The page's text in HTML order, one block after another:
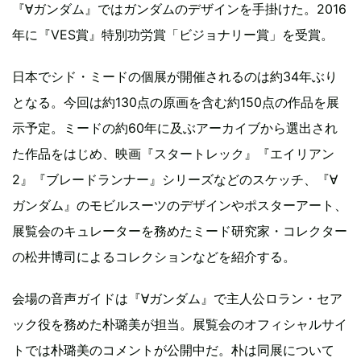
『∀ガンダム』ではガンダムのデザインを手掛けた。2016
年に『VES賞』特別功労賞「ビジョナリー賞」を受賞。
日本でシド・ミードの個展が開催されるのは約34年ぶり
となる。今回は約130点の原画を含む約150点の作品を展
示予定。ミードの約60年に及ぶアーカイブから選出され
た作品をはじめ、映画『スタートレック』『エイリアン
2』『ブレードランナー』シリーズなどのスケッチ、『∀
ガンダム』のモビルスーツのデザインやポスターアート、
展覧会のキュレーターを務めたミード研究家・コレクター
の松井博司によるコレクションなどを紹介する。
会場の音声ガイドは『∀ガンダム』で主人公ロラン・セア
ック役を務めた朴璐美が担当。展覧会のオフィシャルサイ
トでは朴璐美のコメントが公開中だ。朴は同展について